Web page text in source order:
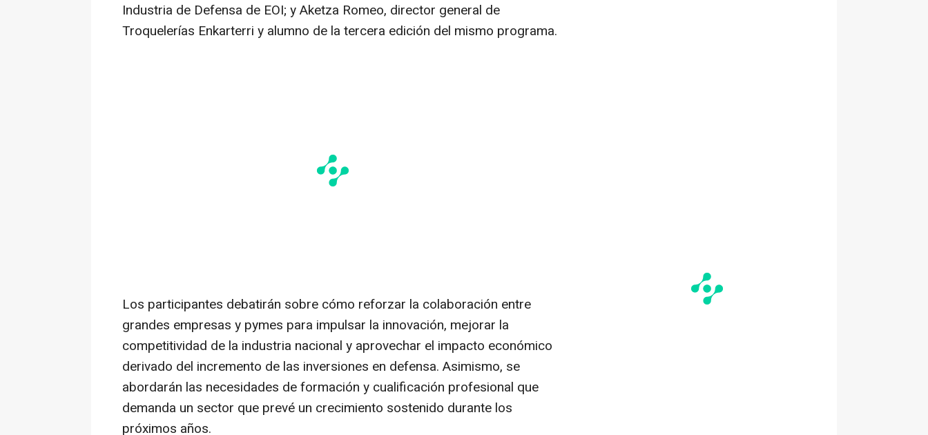
Industria de Defensa de EOI; y Aketza Romeo, director general de
Troquelerías Enkarterri y alumno de la tercera edición del mismo programa.
Los participantes debatirán sobre cómo reforzar la colaboración entre
grandes empresas y pymes para impulsar la innovación, mejorar la
competitividad de la industria nacional y aprovechar el impacto económico
derivado del incremento de las inversiones en defensa. Asimismo, se
abordarán las necesidades de formación y cualificación profesional que
demanda un sector que prevé un crecimiento sostenido durante los
próximos años.